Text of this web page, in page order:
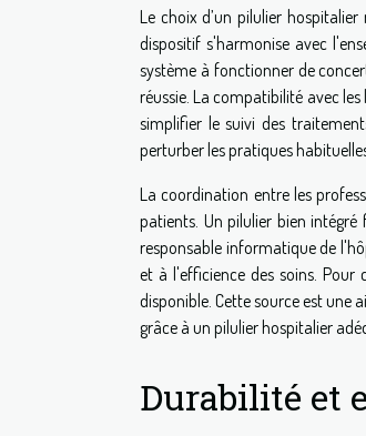
Le choix d’un pilulier
dispositif s'harmonise avec
système à fonctionner de
réussie. La compatibilité avec
simplifier le suivi des
perturber les pratiques
La coordination entre les
patients. Un pilulier bien
responsable informatique de
et à l'efficience des soins.
disponible. Cette source est une
grâce à un pilulier hospitalier
Durabilité et